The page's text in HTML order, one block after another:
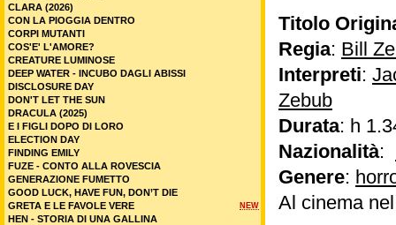
Titolo
Regia: Bill
Interpreti:
Zebub
Durata: h
Nazionalità:
Genere:
Al cinema
CLARA (2026)
CON LA PIOGGIA DENTRO
CORPI MUTANTI
COS'E' L'AMORE?
CREATURE LUMINOSE
DEEP WATER - INCUBO DAGLI ABISSI
DISCLOSURE DAY
DON'T LET THE SUN
DRACULA (2025)
E I FIGLI DOPO DI LORO
ELECTION DAY
FINDING EMILY
FUZE - CONTO ALLA ROVESCIA
GENERAZIONE FUMETTO
GOOD LUCK, HAVE FUN, DON’T DIE
NEW
GRETA E LE FAVOLE VERE
HEN - STORIA DI UNA GALLINA